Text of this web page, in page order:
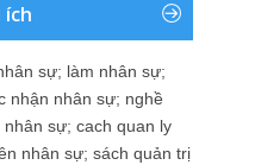
sự; làm nhân sự;
nhận nhân sự; nghề
nhân sự; cach quan ly
nhân sự; sách quản trị